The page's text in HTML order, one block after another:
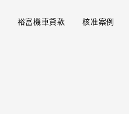
裕富機車貸款 核准案例